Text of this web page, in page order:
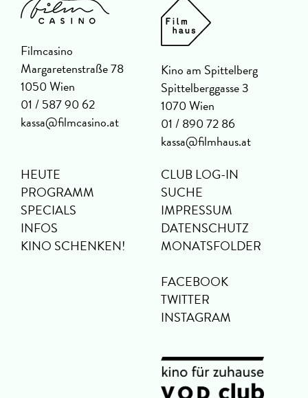
Filmcasino
Margaretenstraße 78
1050 Wien
01 / 587 90 62
kassa@filmcasino.at
Kino am Spittelberg
Spittelberggasse 3
1070 Wien
01 / 890 72 86
kassa@filmhaus.at
HEUTE
PROGRAMM
SPECIALS
INFOS
KINO SCHENKEN!
CLUB LOG-IN
SUCHE
IMPRESSUM
DATENSCHUTZ
MONATSFOLDER
FACEBOOK
TWITTER
INSTAGRAM